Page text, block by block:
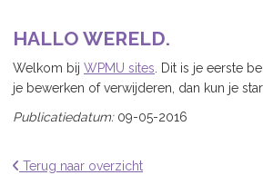
HALLO WERELD.
Welkom bij WPMU sites. Dit is je eerste
je bewerken of verwijderen, dan kun je
Publicatiedatum: 09-05-2016
Terug naar overzicht